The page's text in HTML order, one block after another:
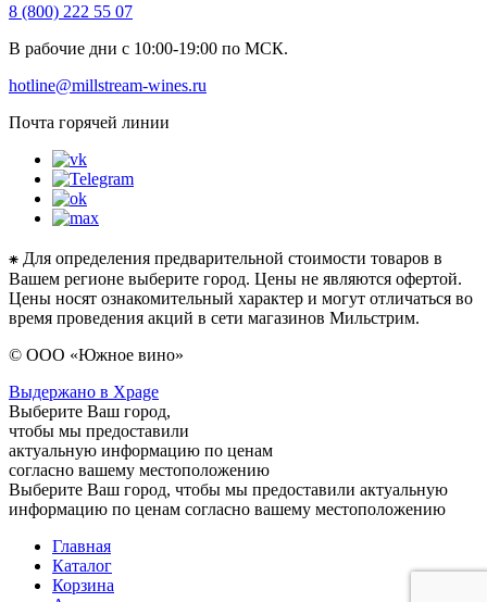
8 (800) 222 55 07
В рабочие дни с 10:00-19:00 по МСК.
hotline@millstream-wines.ru
Почта горячей линии
⁕ Для определения предварительной стоимости товаров в
Вашем регионе выберите город. Цены не являются офертой.
Цены носят ознакомительный характер и могут отличаться во
время проведения акций в сети магазинов Мильстрим.
© ООО «Южное вино»
Выдержано в Xpage
Выберите Ваш город,
чтобы мы предоставили
актуальную информацию по ценам
согласно вашему местоположению
Выберите Ваш город, чтобы мы предоставили актуальную
информацию по ценам согласно вашему местоположению
Главная
Каталог
Корзина